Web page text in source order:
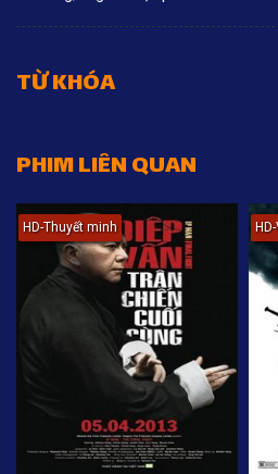
TỪ KHÓA
PHIM LIÊN QUAN
HD-Thuyết minh